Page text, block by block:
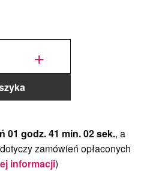
+
01 godz. 41 min. 01 sek., a
zamówień opłaconych
informacji)